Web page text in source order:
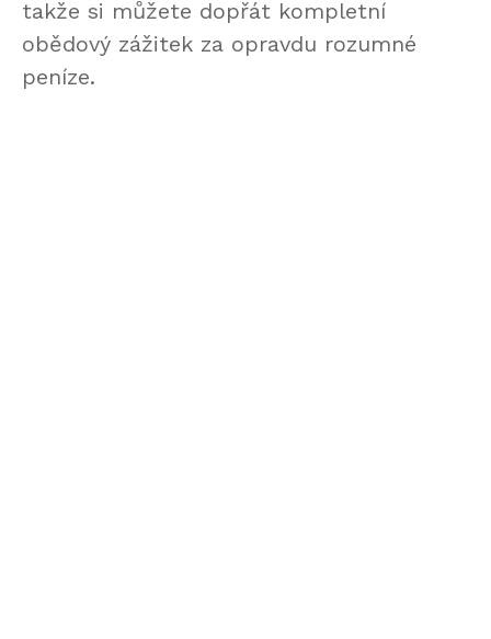
takže si můžete dopřát kompletní
obědový zážitek za opravdu rozumné
peníze.